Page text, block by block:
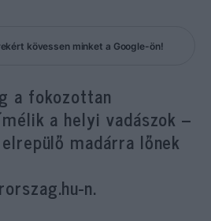
kövessen minket a Google-ön!
a fokozottan
a helyi vadászok –
madárra lőnek
n.